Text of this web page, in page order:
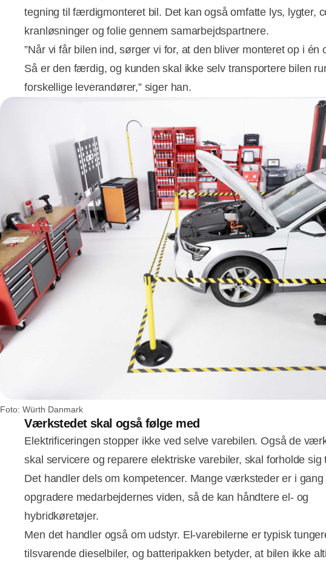
tegning til færdigmonteret bil. Det kan også omfatte lys, lygter,
kranløsninger og folie gennem samarbejdspartnere.
”Når vi får bilen ind, sørger vi for, at den bliver monteret op i én
Så er den færdig, og kunden skal ikke selv transportere bilen
forskellige leverandører,” siger han.
Foto: Würth Danmark
Værkstedet skal også følge med
Elektrificeringen stopper ikke ved selve varebilen. Også de
skal servicere og reparere elektriske varebiler, skal forholde sig
Det handler dels om kompetencer. Mange værksteder er i gang
opgradere medarbejdernes viden, så de kan håndtere el- og
hybridkøretøjer.
Men det handler også om udstyr. El-varebilerne er typisk
tilsvarende dieselbiler, og batteripakken betyder, at bilen ikke